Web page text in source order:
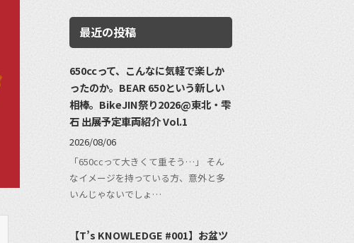
最近の投稿
650ccって、こんなに気軽で楽しか
ったのか。BEAR 650という新しい
相棒。BikeJIN祭り2026@東北・雫
石 出展予定車両紹介 Vol.1
2026/08/06
「650ccって大きくて重そう…」 そん
なイメージを持っている方、意外と多
いんじゃないでしょ…
【T’s KNOWLEDGE #001】お盆ツ